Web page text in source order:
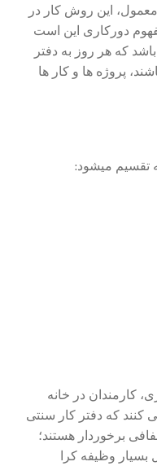
این روش کار در
دورکاری این است
باشد که هر روز به دفتر
پروژه ها و کار ها
کارمندان در خانه
کنند که دفتر کار سنتی
برخوردار هستند؛
وظیفه کرا